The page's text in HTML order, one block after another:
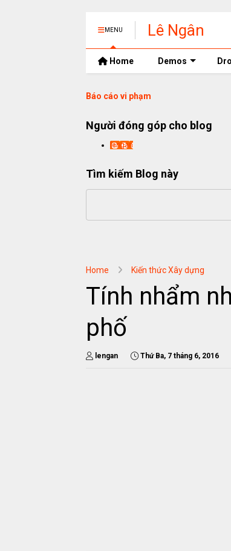
MENU Lê Ngân
Home Demos
Báo cáo vi phạm
Người đóng góp cho blog
lengan
Tìm kiếm Blog này
Home Kiến thức Xây dựng
Tính nhẩm
phố
lengan Thứ Ba, 7 tháng 6, 2016